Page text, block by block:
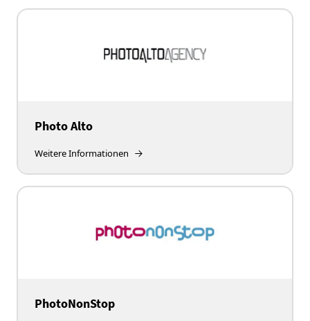
Photo Alto
Weitere Informationen
PhotoNonStop